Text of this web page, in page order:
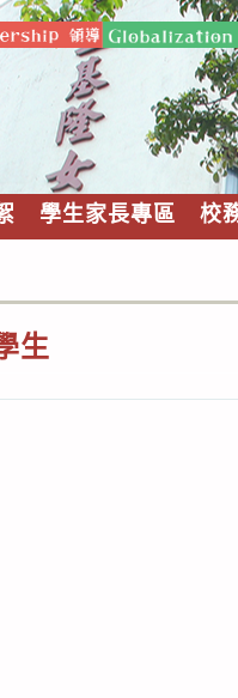
學生家長專區 校
生